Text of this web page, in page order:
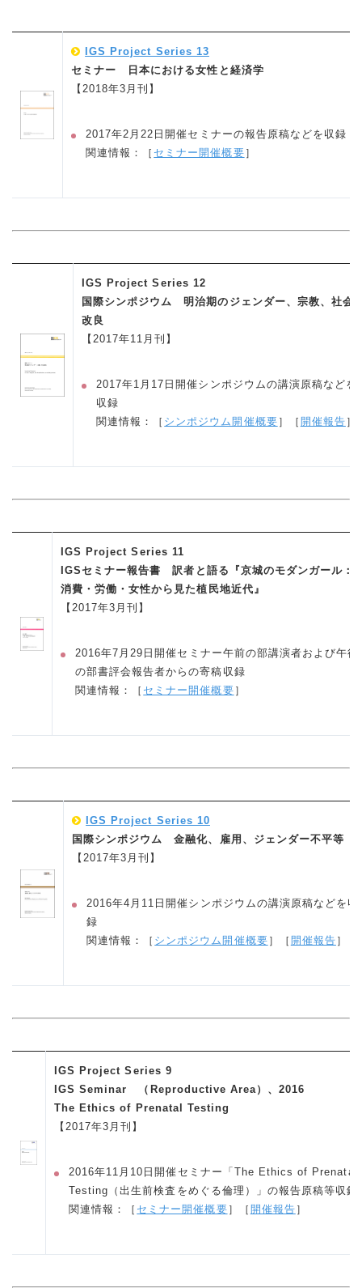
IGS Project Series 13
セミナー 日本における女性と経済学
【2018年3月刊】
2017年2月22日開催セミナーの報告原稿などを収録
関連情報：［ セミナー開催概要 ］
IGS Project Series 12
国際シンポジウム 明治期のジェンダー、宗教、社会
改良
【2017年11月刊】
2017年1月17日開催シンポジウムの講演原稿などを
収録
関連情報：［ シンポジウム開催概要 ］［ 開催報告 ］
IGS Project Series 11
IGSセミナー報告書 訳者と語る『京城のモダンガール：
消費・労働・女性から見た植民地近代』
【2017年3月刊】
2016年7月29日開催セミナー午前の部講演者および午後
の部書評会報告者からの寄稿収録
関連情報：［ セミナー開催概要 ］
IGS Project Series 10
国際シンポジウム 金融化、雇用、ジェンダー不平等
【2017年3月刊】
2016年4月11日開催シンポジウムの講演原稿などを収
録
関連情報：［ シンポジウム開催概要 ］［ 開催報告 ］
IGS Project Series 9
IGS Seminar （Reproductive Area）、2016
The Ethics of Prenatal Testing
【2017年3月刊】
2016年11月10日開催セミナー「The Ethics of Prenatal
Testing（出生前検査をめぐる倫理）」の報告原稿等収録
関連情報：［ セミナー開催概要 ］［ 開催報告 ］